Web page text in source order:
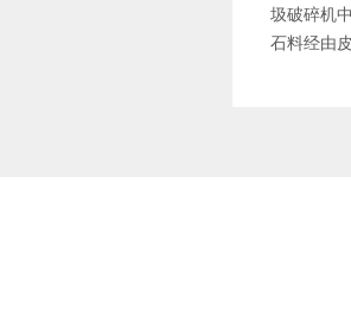
圾破碎机
石料经由